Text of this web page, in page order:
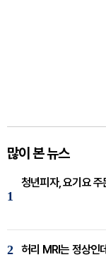
많이 본 뉴스
1
청년피자, 요기요 주
2 허리 MRI는 정상인